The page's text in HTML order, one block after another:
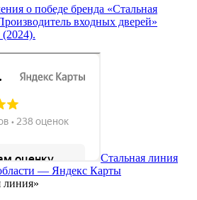
о победе бренда «Стальная
входных дверей»
Стальная линия
— Яндекс Карты